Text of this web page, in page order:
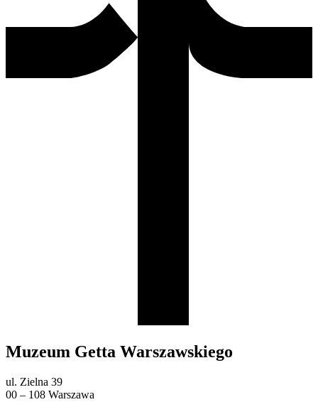
Muzeum Getta Warszawskiego
ul. Zielna 39
00 – 108 Warszawa